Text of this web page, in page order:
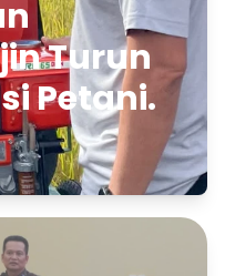
Turun
Petani.